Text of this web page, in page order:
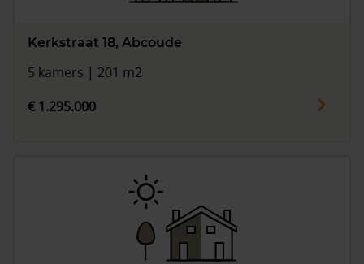
Kerkstraat 18, Abcoude
5 kamers | 201 m2
€ 1.295.000